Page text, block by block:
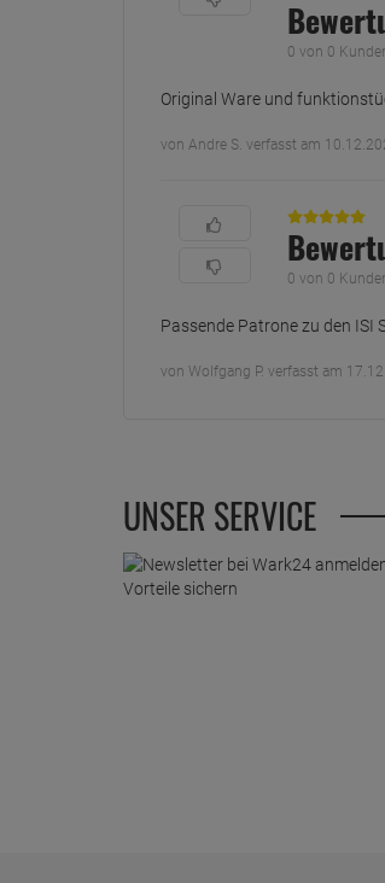
0 von 0
Original Ware und
von Andre S. verfasst am
0 von 0
Passende Patrone zu den ISI
von Wolfgang P. verfasst am
UNSER SERVICE